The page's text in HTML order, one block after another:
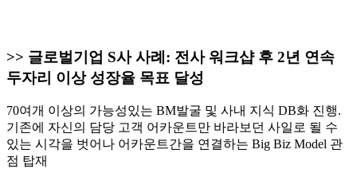
>> 글로벌기업 S사 사례: 전사 워크샵 후 2년 연속
두자리 이상 성장율 목표 달성
70여개 이상의 가능성있는 BM발굴 및 사내 지식 DB화 진행.
기존에 자신의 담당 고객 어카운트만 바라보던 사일로 될 수
있는 시각을 벗어나 어카운트간을 연결하는 Big Biz Model 관
점 탑재